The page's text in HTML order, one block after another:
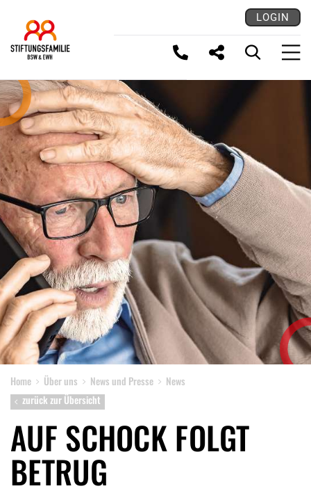
LOGIN
LINK KOPIEREN
Home Über uns News und Presse
News
zurück zur Übersicht
AUF SCHOCK FOLGT
BETRUG